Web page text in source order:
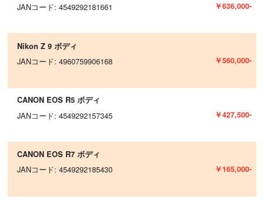
JANコード: 4549292181661 ￥636,000-
Nikon Z 9 ボディ
JANコード: 4960759906168 ￥560,000-
CANON EOS R5 ボディ
JANコード: 4549292157345 ￥427,500-
CANON EOS R7 ボディ
JANコード: 4549292185430 ￥165,000-